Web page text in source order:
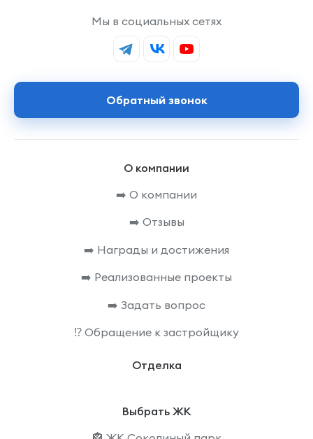
О компании
➡️ О компании
➡️ Отзывы
➡️ Награды и достижения
➡️ Реализованные проекты
➡️ Задать вопрос
⁉️ Обращение к застройщику
Отделка
Выбрать ЖК
Мы в социальных сетях
Обратный звонок